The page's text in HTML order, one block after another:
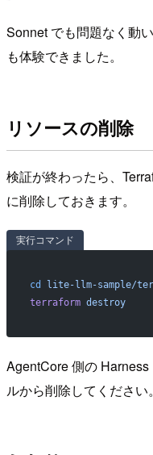
Sonnet でも問題なく動
も体験できました。
リソースの削除
検証が終わったら、
に削除しておきます。
実行コマンド
cd
lite-llm-sample/
terraform destroy
AgentCore 側の
ルから削除してください。